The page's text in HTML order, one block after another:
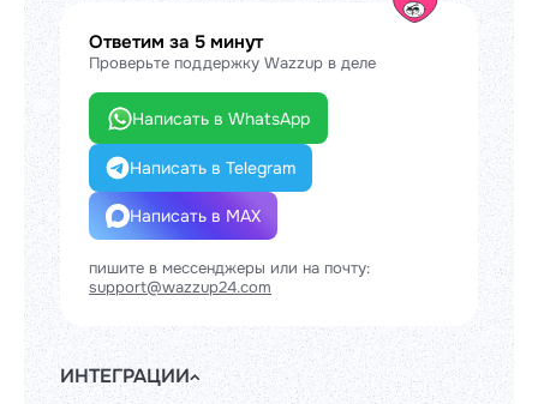
Ответим за 5 минут
Проверьте поддержку Wazzup в деле
Написать в WhatsApp
Написать в Telegram
Написать в MAX
пишите в мессенджеры или на почту:
support@wazzup24.com
ИНТЕГРАЦИИ